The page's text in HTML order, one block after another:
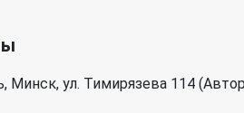
Минск, ул. Тимирязева 114